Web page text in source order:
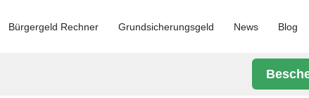
Bürgergeld Rechner Grundsicherungsgeld News Blog